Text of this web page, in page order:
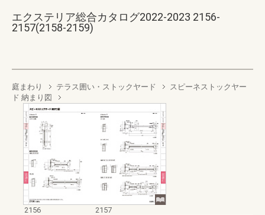
エクステリア総合カタログ2022-2023 2156-
2157(2158-2159)
庭まわり テラス囲い・ストックヤード
スピーネストックヤー
ド 納まり図
2156
2157